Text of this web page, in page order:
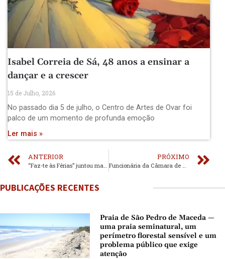
Isabel Correia de Sá, 48 anos a ensinar a
dançar e a crescer
15 de Julho, 2026
No passado dia 5 de julho, o Centro de Artes de Ovar foi
palco de um momento de profunda emoção
Ler mais »
ANTERIOR PRÓXIMO
PUBLICAÇÕES RECENTES
Praia de São Pedro de Maceda —
uma praia seminatural, um
perímetro florestal sensível e um
problema público que exige
atenção